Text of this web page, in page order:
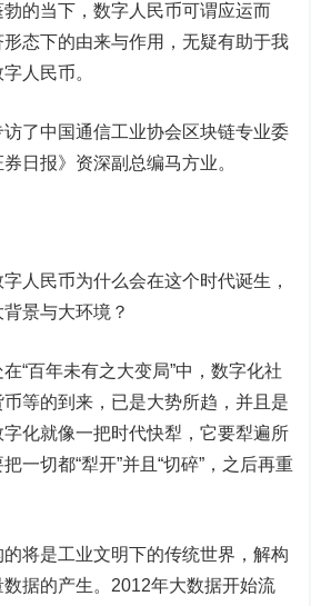
当下，数字人民币可谓应运而
态下的由来与作用，无疑有助于我
人民币。
中国通信工业协会区块链专业委
日报》资深副总编马方业。
民币为什么会在这个时代诞生，
景与大环境？
百年未有之大变局”中，数字化社
等的到来，已是大势所趋，并且是
化就像一把时代快犁，它要犁遍所
一切都“犁开”并且“切碎”，之后再重
是工业文明下的传统世界，解构
据的产生。2012年大数据开始流